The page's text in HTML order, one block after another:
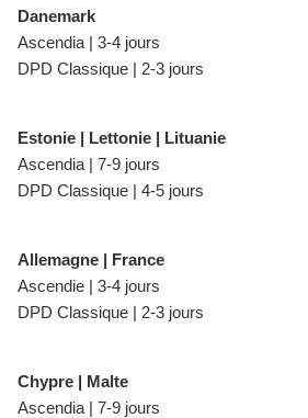
Danemark
Ascendia | 3-4 jours
DPD Classique | 2-3 jours
Estonie | Lettonie | Lituanie
Ascendia | 7-9 jours
DPD Classique | 4-5 jours
Allemagne | France
Ascendie | 3-4 jours
DPD Classique | 2-3 jours
Chypre | Malte
Ascendia | 7-9 jours